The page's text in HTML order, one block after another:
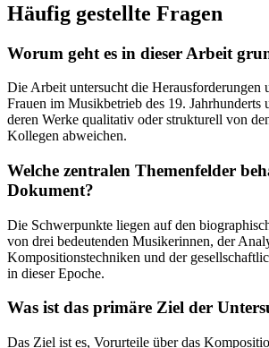
Häufig gestellte Fragen
Worum geht es in dieser Arbeit
Die Arbeit untersucht die Herausforderungen
Frauen im Musikbetrieb des 19. Jahrhunderts
deren Werke qualitativ oder strukturell von
Kollegen abweichen.
Welche zentralen Themenfelder
Dokument?
Die Schwerpunkte liegen auf den
von drei bedeutenden Musikerinnen, der
Kompositionstechniken und der
in dieser Epoche.
Was ist das primäre Ziel der
Das Ziel ist es, Vorurteile über das